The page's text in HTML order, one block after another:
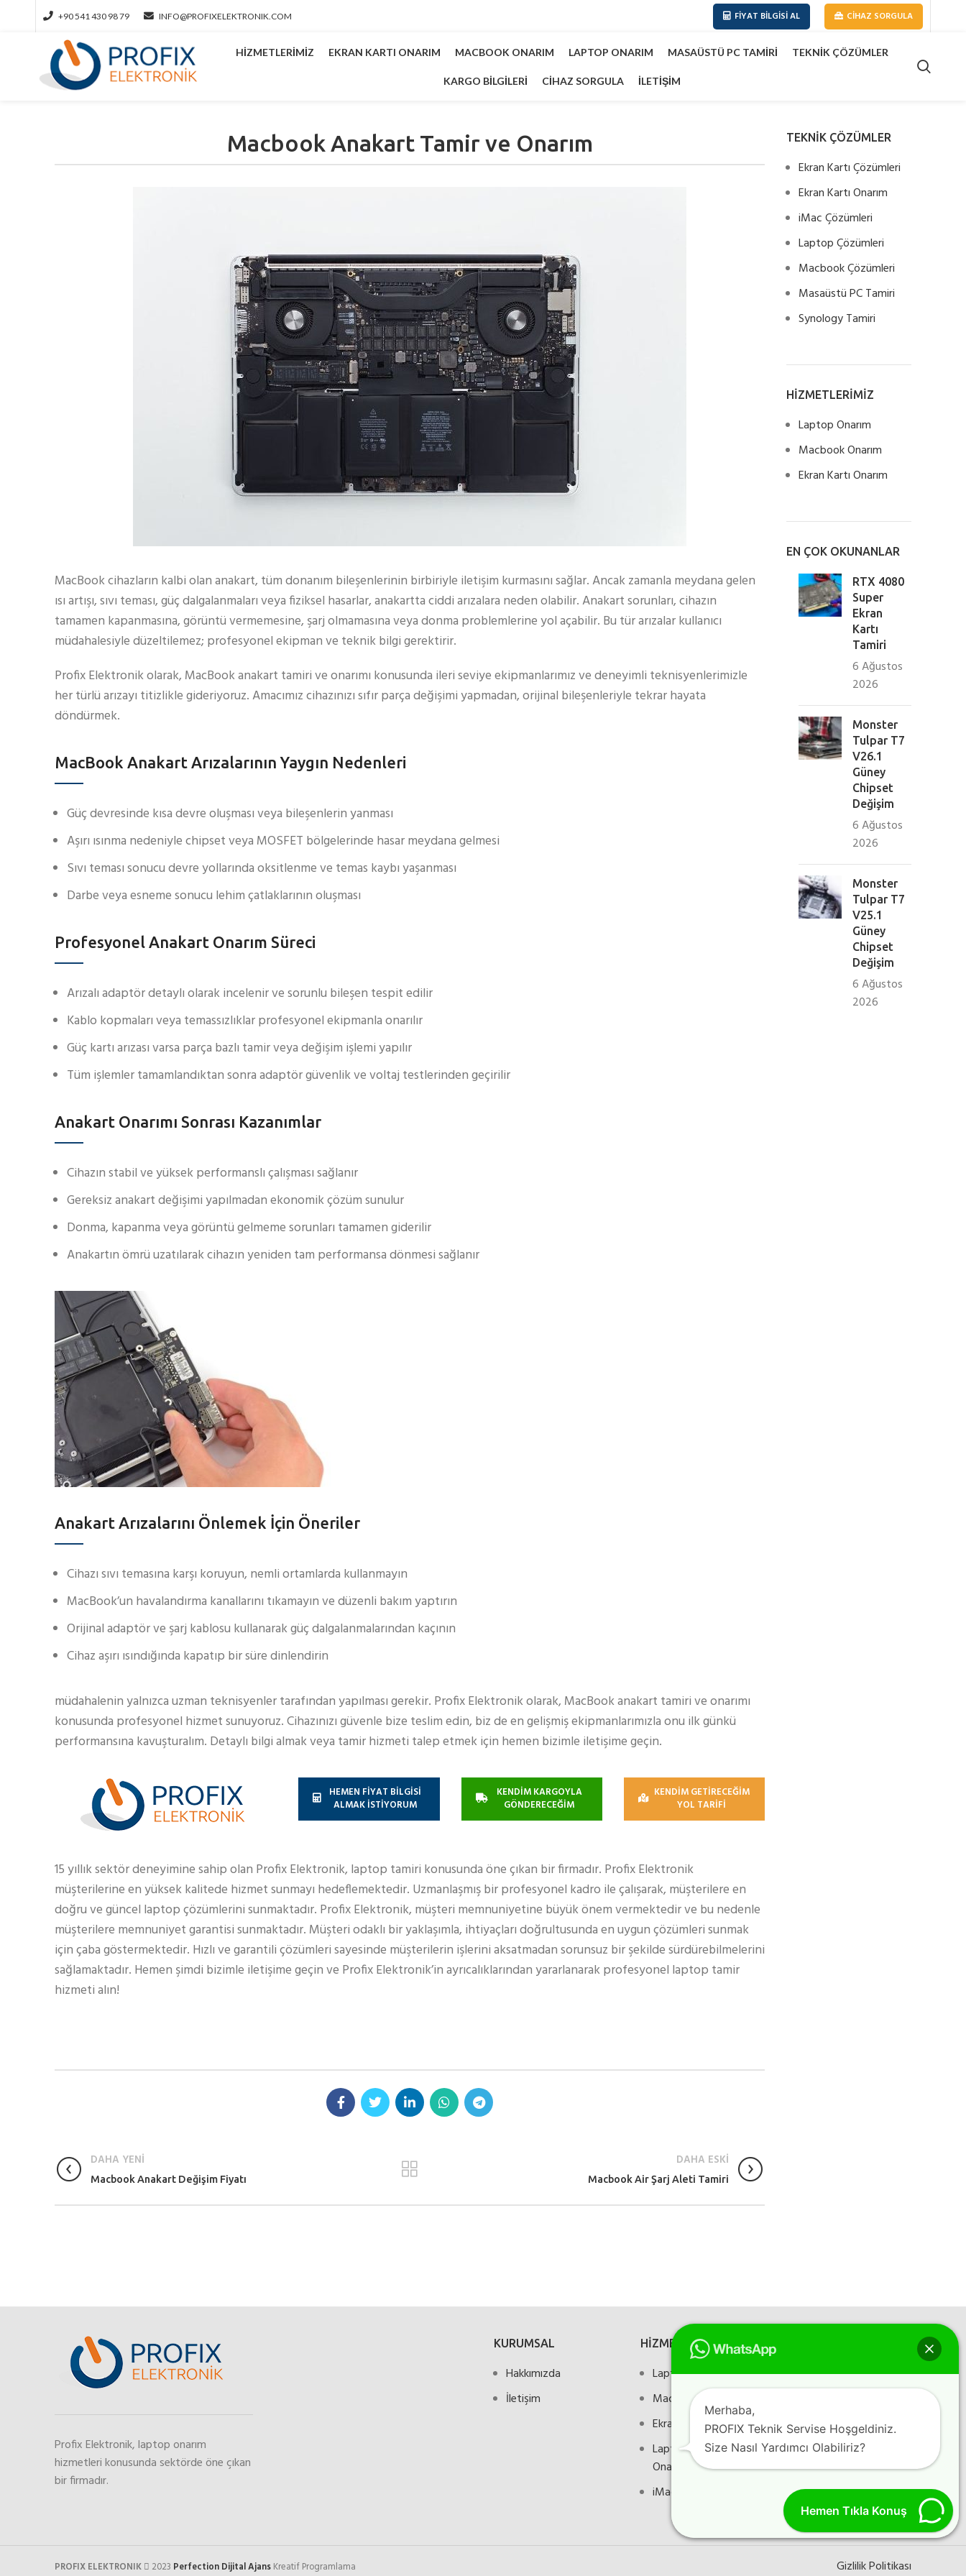
+90 541 430 98 79 INFO@PROFIXELEKTRONIK.COM FIYAT BILGISI AL CIHAZ SORGULA
HIZMETLERIMIZ EKRAN KARTI ONARIM MACBOOK ONARIM LAPTOP ONARIM MASAÜSTÜ PC TAMIRI TEKNIK ÇÖZÜMLER
KARGO BILGILERI CIHAZ SORGULA İLETIŞIM
Macbook Anakart Tamir ve Onarım
MacBook cihazların kalbi olan anakart, tüm donanım bileşenlerinin birbiriyle iletişim kurmasını sağlar. Ancak zamanla meydana gelen
ısı artışı, sıvı teması, güç dalgalanmaları veya fiziksel hasarlar, anakartta ciddi arızalara neden olabilir. Anakart sorunları, cihazın
tamamen kapanmasına, görüntü vermemesine, şarj olmamasına veya donma problemlerine yol açabilir. Bu tür arızalar kullanıcı
müdahalesiyle düzeltilemez; profesyonel ekipman ve teknik bilgi gerektirir.
Profix Elektronik olarak, MacBook anakart tamiri ve onarımı konusunda ileri seviye ekipmanlarımız ve deneyimli teknisyenlerimizle
her türlü arızayı titizlikle gideriyoruz. Amacımız cihazınızı sıfır parça değişimi yapmadan, orijinal bileşenleriyle tekrar hayata
döndürmek.
MacBook Anakart Arızalarının Yaygın Nedenleri
Güç devresinde kısa devre oluşması veya bileşenlerin yanması
Aşırı ısınma nedeniyle chipset veya MOSFET bölgelerinde hasar meydana gelmesi
Sıvı teması sonucu devre yollarında oksitlenme ve temas kaybı yaşanması
Darbe veya esneme sonucu lehim çatlaklarının oluşması
Profesyonel Anakart Onarım Süreci
Arızalı adaptör detaylı olarak incelenir ve sorunlu bileşen tespit edilir
Kablo kopmaları veya temassızlıklar profesyonel ekipmanla onarılır
Güç kartı arızası varsa parça bazlı tamir veya değişim işlemi yapılır
Tüm işlemler tamamlandıktan sonra adaptör güvenlik ve voltaj testlerinden geçirilir
Anakart Onarımı Sonrası Kazanımlar
Cihazın stabil ve yüksek performanslı çalışması sağlanır
Gereksiz anakart değişimi yapılmadan ekonomik çözüm sunulur
Donma, kapanma veya görüntü gelmeme sorunları tamamen giderilir
Anakartın ömrü uzatılarak cihazın yeniden tam performansa dönmesi sağlanır
Anakart Arızalarını Önlemek İçin Öneriler
Cihazı sıvı temasına karşı koruyun, nemli ortamlarda kullanmayın
MacBook’un havalandırma kanallarını tıkamayın ve düzenli bakım yaptırın
Orijinal adaptör ve şarj kablosu kullanarak güç dalgalanmalarından kaçının
Cihaz aşırı ısındığında kapatıp bir süre dinlendirin
müdahalenin yalnızca uzman teknisyenler tarafından yapılması gerekir. Profix Elektronik olarak, MacBook anakart tamiri ve onarımı
konusunda profesyonel hizmet sunuyoruz. Cihazınızı güvenle bize teslim edin, biz de en gelişmiş ekipmanlarımızla onu ilk günkü
performansına kavuşturalım. Detaylı bilgi almak veya tamir hizmeti talep etmek için hemen bizimle iletişime geçin.
HEMEN FİYAT BİLGİSİ
ALMAK İSTİYORUM
KENDİM KARGOYLA
GÖNDERECEĞİM
KENDİM GETİRECEĞİM
YOL TARİFİ
15 yıllık sektör deneyimine sahip olan Profix Elektronik, laptop tamiri konusunda öne çıkan bir firmadır. Profix Elektronik
müşterilerine en yüksek kalitede hizmet sunmayı hedeflemektedir. Uzmanlaşmış bir profesyonel kadro ile çalışarak, müşterilere en
doğru ve güncel laptop çözümlerini sunmaktadır. Profix Elektronik, müşteri memnuniyetine büyük önem vermektedir ve bu nedenle
müşterilere memnuniyet garantisi sunmaktadır. Müşteri odaklı bir yaklaşımla, ihtiyaçları doğrultusunda en uygun çözümleri sunmak
için çaba göstermektedir. Hızlı ve garantili çözümleri sayesinde müşterilerin işlerini aksatmadan sorunsuz bir şekilde sürdürebilmelerini
sağlamaktadır. Hemen şimdi bizimle iletişime geçin ve Profix Elektronik’in ayrıcalıklarından yararlanarak profesyonel laptop tamir
hizmeti alın!
DAHA YENİ
Macbook Anakart Değişim Fiyatı
DAHA ESKİ
Macbook Air Şarj Aleti Tamiri
TEKNİK ÇÖZÜMLER
Ekran Kartı Çözümleri
Ekran Kartı Onarım
iMac Çözümleri
Laptop Çözümleri
Macbook Çözümleri
Masaüstü PC Tamiri
Synology Tamiri
HİZMETLERİMİZ
Laptop Onarım
Macbook Onarım
Ekran Kartı Onarım
EN ÇOK OKUNANLAR
RTX 4080
Super
Ekran
Kartı
Tamiri
6 Ağustos
2026
Monster
Tulpar T7
V26.1
Güney
Chipset
Değişim
6 Ağustos
2026
Monster
Tulpar T7
V25.1
Güney
Chipset
Değişim
6 Ağustos
2026
Profix Elektronik, laptop onarım
hizmetleri konusunda sektörde öne çıkan
bir firmadır.
KURUMSAL
Hakkımızda
İletişim
HİZMETLERİMİZ
Laptop Onarım
Macbook Onarım
Ekran Kartı Onarım
Laptop Anakart
Onarım
iMac Onarım
Bizi sosyal medyada
takip edin
Instagram
Facebook
YouTube
PROFIX ELEKTRONIK 2023 Perfection Dijital AjansKreatif Programlama Gizlilik Politikası
Hemen Tıkla Konuş
Merhaba,
PROFIX Teknik Servise Hoşgeldiniz.
Size Nasıl Yardımcı Olabiliriz?